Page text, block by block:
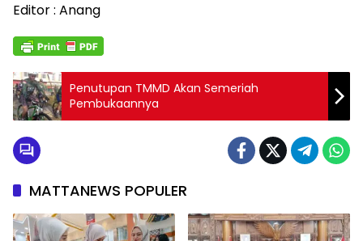
Editor : Anang
Penutupan TMMD Akan Semeriah
Pembukaannya
MATTANEWS POPULER